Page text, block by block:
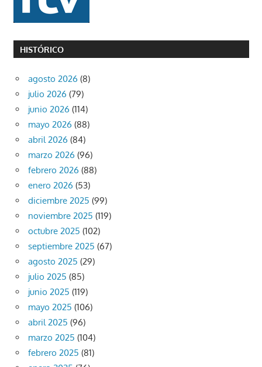
HISTÓRICO
agosto 2026 (8)
julio 2026 (79)
junio 2026 (114)
mayo 2026 (88)
abril 2026 (84)
marzo 2026 (96)
febrero 2026 (88)
enero 2026 (53)
diciembre 2025 (99)
noviembre 2025 (119)
octubre 2025 (102)
septiembre 2025 (67)
agosto 2025 (29)
julio 2025 (85)
junio 2025 (119)
mayo 2025 (106)
abril 2025 (96)
marzo 2025 (104)
febrero 2025 (81)